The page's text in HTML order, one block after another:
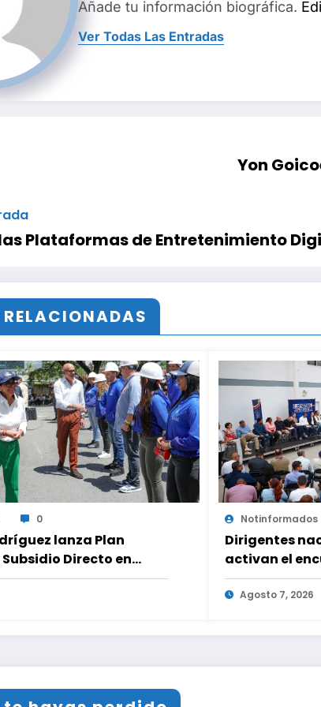
Añade tu información biográfica.
Ver Todas Las Entradas
Yon
las Plataformas de Entretenimiento
0
lanza Plan
Directo en
Juntas de Condominio
Notinformados
Dirigentes
activan el
Venezuela»
desde las
Agosto 7, 2026